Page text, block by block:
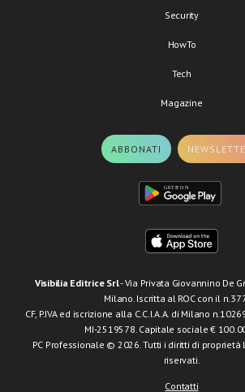
Security
HowTo
Tech
Magazine
ABBONATI
Visibilia Editrice Srl- Via Privata Giovannino De
Milano. Iscritta al ROC con il
CF, P.IVA ed iscrizione alla C.C.I.A.A. di Milano
MI-2519578. Capitale sociale €
PC Professionale © 2026. Tutti i diritti di
riservati.
Contatti